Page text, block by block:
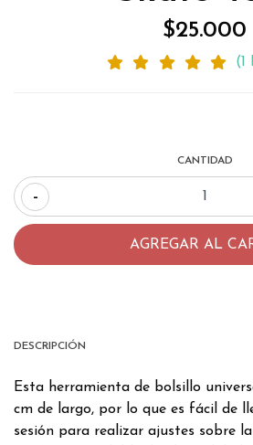
$25.000
(1
CANTIDAD
-
DESCRIPCIÓN
Esta herramienta de bolsillo
cm de largo, por lo que es fácil de
sesión para realizar ajustes sobre